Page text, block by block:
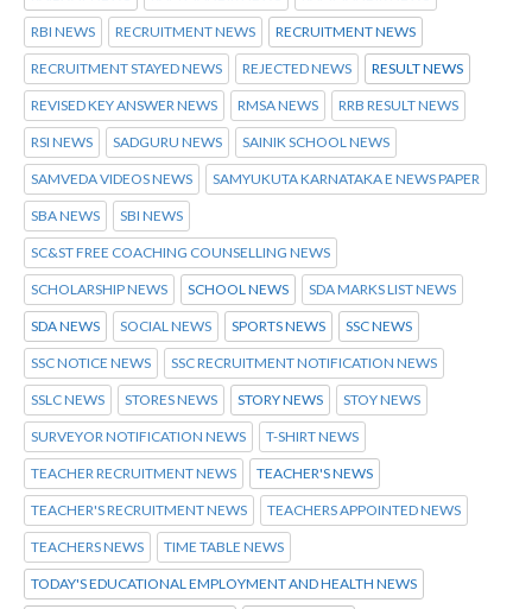
RBI NEWS RECRUITMENT NEWS RECRUITMENT NEWS
RECRUITMENT STAYED NEWS REJECTED NEWS RESULT NEWS
REVISED KEY ANSWER NEWS RMSA NEWS RRB RESULT NEWS
RSI NEWS SADGURU NEWS SAINIK SCHOOL NEWS
SAMVEDA VIDEOS NEWS SAMYUKUTA KARNATAKA E NEWS PAPER
SBA NEWS SBI NEWS
SC&ST FREE COACHING COUNSELLING NEWS
SCHOLARSHIP NEWS SCHOOL NEWS SDA MARKS LIST NEWS
SDA NEWS SOCIAL NEWS SPORTS NEWS SSC NEWS
SSC NOTICE NEWS SSC RECRUITMENT NOTIFICATION NEWS
SSLC NEWS STORES NEWS STORY NEWS STOY NEWS
SURVEYOR NOTIFICATION NEWS T-SHIRT NEWS
TEACHER RECRUITMENT NEWS TEACHER'S NEWS
TEACHER'S RECRUITMENT NEWS TEACHERS APPOINTED NEWS
TEACHERS NEWS TIME TABLE NEWS
TODAY'S EDUCATIONAL EMPLOYMENT AND HEALTH NEWS